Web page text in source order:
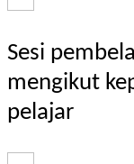
Sesi
mengikut
pelajar